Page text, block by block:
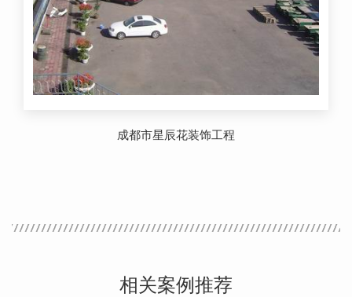
成都市星辰花装饰工程
相关案例推荐